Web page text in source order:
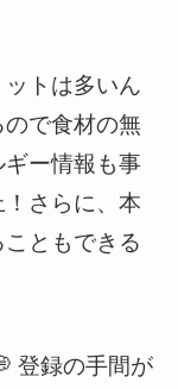
トは多いん
で食材の無
ー情報も事
さらに、本
ともできる
登録の手間が